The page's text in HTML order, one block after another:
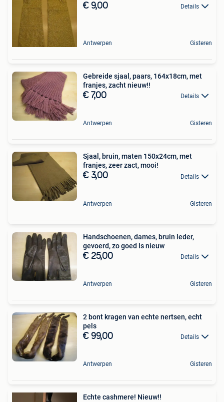
€ 9,00 Details
Antwerpen Gisteren
Gebreide sjaal, paars, 164x18cm, met
franjes, zacht nieuw!!
€ 7,00 Details
Antwerpen Gisteren
Sjaal, bruin, maten 150x24cm, met
franjes, zeer zact, mooi!
€ 3,00 Details
Antwerpen Gisteren
Handschoenen, dames, bruin leder,
gevoerd, zo goed ls nieuw
€ 25,00 Details
Antwerpen Gisteren
2 bont kragen van echte nertsen, echt
pels
€ 99,00 Details
Antwerpen Gisteren
Echte cashmere! Nieuw!!